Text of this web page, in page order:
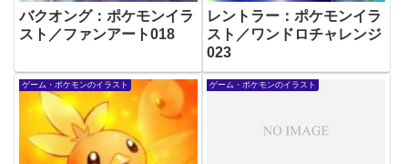
バクオング：ポケモンイラ
スト／ファンアート018
レントラー：ポケモンイラ
スト／ワンドロチャレンジ
023
ゲーム・ポケモンのイラスト ゲーム・ポケモンのイラスト